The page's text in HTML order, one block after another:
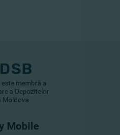
este membră a
a Depozitelor
Moldova
Mobile